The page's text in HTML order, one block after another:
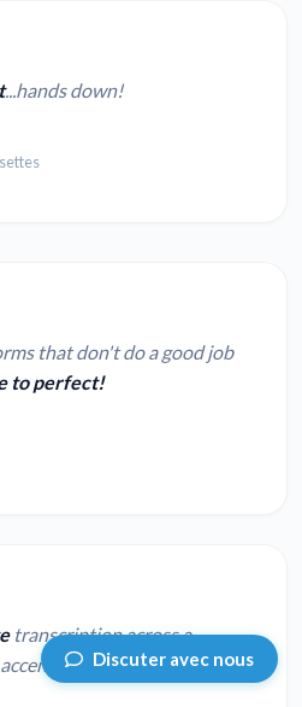
...hands down!
that don't do a good job
to perfect!
transcription across a
(Yorkshire, Scottish,
Discuter avec nous